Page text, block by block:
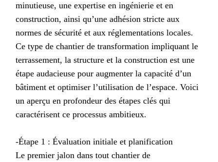
minutieuse, une expertise en ingénierie et en
construction, ainsi qu’une adhésion stricte aux
normes de sécurité et aux réglementations locales.
Ce type de chantier de transformation impliquant le
terrassement, la structure et la construction est une
étape audacieuse pour augmenter la capacité d’un
bâtiment et optimiser l’utilisation de l’espace. Voici
un aperçu en profondeur des étapes clés qui
caractérisent ce processus ambitieux.
-Étape 1 : Évaluation initiale et planification
Le premier jalon dans tout chantier de